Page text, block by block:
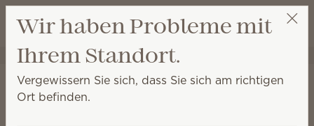
Wunschliste
Warenkorb
Karin Bock Meine Partys
Über Scentsy
Wir haben Probleme mit
Ihrem Standort.
Vergewissern Sie sich, dass Sie sich am richtigen
Ort befinden.